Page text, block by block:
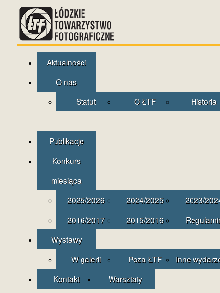
Aktualności
O nas
Statut
O ŁTF Historia
Publikacje
Konkurs
miesiąca
2025/2026
2024/2025
2023/
2016/2017
2015/2016
Wystawy
W galerii
Poza ŁTF
Inne
Kontakt
Warsztaty